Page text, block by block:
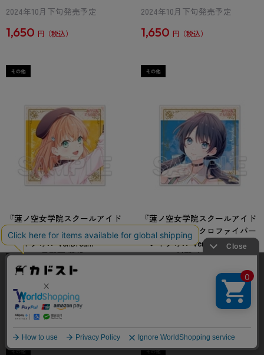
2024年10月下旬発売予定
1,650 円
2024年10月下旬発売予定
1,650 円
『蓮ノ空女学院スクールアイド
ルクラブ』マイクロファイバー
ハンドタオル Ver.Dream
Believers 日野下 花帆
販売が終了している商品です
2024年10月下旬発売予定
880 円
『蓮ノ空女学院スクールアイド
ルクラブ』マイクロファイバー
ハンドタオル Ver.Dream
Believers 村野 さやか
販売が終了している商品です
2024年10月下旬発売予定
当サイトでは利用体験の向上およびコンテンツの最適な提供、ト
ラフィックの分析を目的としてCookieを使用しています。
サイトの閲覧を継続された場合、Cookieの利用に同意したことも
のといたします。
詳細については
承諾する